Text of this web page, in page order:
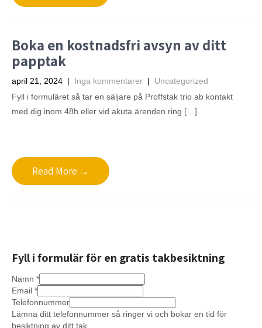
Boka en kostnadsfri avsyn av ditt
papptak
april 21, 2024 | Inga kommentarer | Uncategorized
Fyll i formuläret så tar en säljare på Proffstak trio ab kontakt
med dig inom 48h eller vid akuta ärenden ring […]
Read More →
Fyll i formulär för en gratis takbesiktning
Namn *
Email *
Telefonnummer
Lämna ditt telefonnummer så ringer vi och bokar en tid för
besiktning av ditt tak